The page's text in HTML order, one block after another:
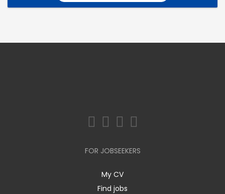
FOR JOBSEEKERS
My CV
Find jobs